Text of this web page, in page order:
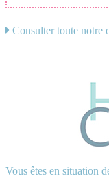
Consulter toute notre
Vous êtes en situation